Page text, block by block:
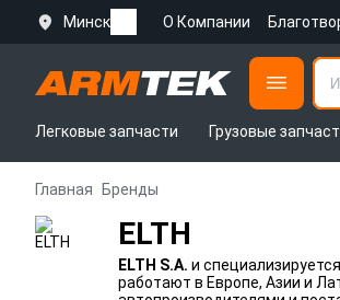
Минск О Компании
Легковые запчасти
Грузовые
Главная Бренды
ELTH
ELTH S.A. и
работают в Европе, Азии и